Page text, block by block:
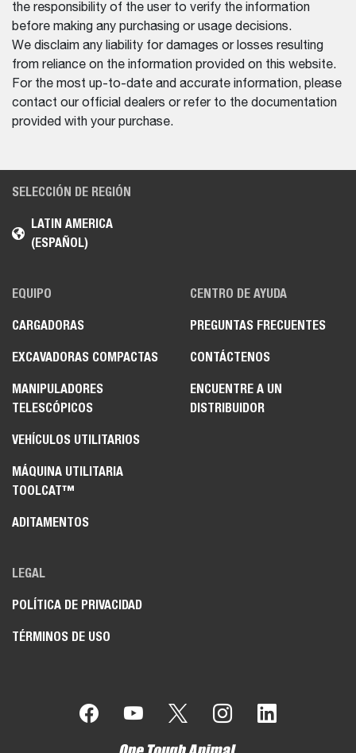
the responsibility of the user to verify the information
before making any purchasing or usage decisions.
We disclaim any liability for damages or losses resulting
from reliance on the information provided on this website.
For the most up-to-date and accurate information, please
contact our official dealers or refer to the documentation
provided with your purchase.
SELECCIÓN DE REGIÓN
LATIN AMERICA
(ESPAÑOL)
EQUIPO
CARGADORAS
EXCAVADORAS COMPACTAS
MANIPULADORES
TELESCÓPICOS
VEHÍCULOS UTILITARIOS
MÁQUINA UTILITARIA
TOOLCAT™
ADITAMENTOS
CENTRO DE AYUDA
PREGUNTAS FRECUENTES
CONTÁCTENOS
ENCUENTRE A UN
DISTRIBUIDOR
LEGAL
POLÍTICA DE PRIVACIDAD
TÉRMINOS DE USO